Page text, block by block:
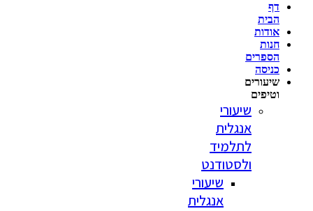
דף
הבית
אודות
חנות
הספרים
כניסה
שיעורים
וטיפים
שיעורי
אנגלית
לתלמיד
ולסטודנט
שיעורי
אנגלית